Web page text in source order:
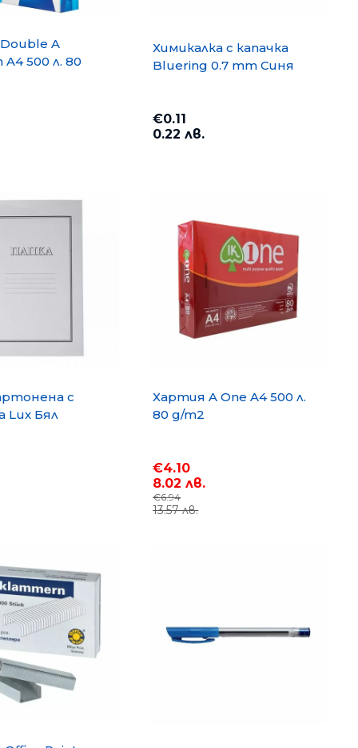
A
500 л. 80
Химикалка с капачка
Bluering 0.7 mm Синя
€0.11
0.22 лв.
с
Lux Бял
Хартия A One A4 500 л.
80 g/m2
€4.10
8.02 лв.
€6.94
13.57 лв.